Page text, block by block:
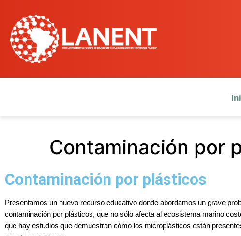
Contaminación por
Contaminación por plásticos
Presentamos un nuevo recurso educativo donde abordamos un grave
contaminación por plásticos, que no sólo afecta al ecosistema marino
que hay estudios que demuestran cómo los microplásticos están